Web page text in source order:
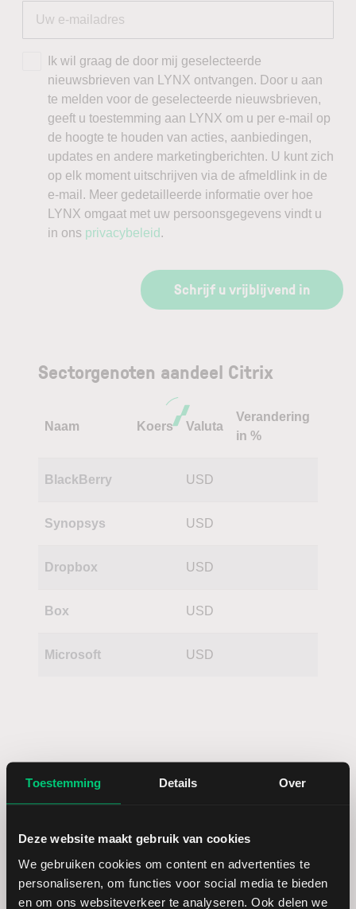
Toestemming Details Over
Deze website maakt gebruik van cookies
We gebruiken cookies om content en advertenties te
personaliseren, om functies voor social media te bieden
en om ons websiteverkeer te analyseren. Ook delen we
Ik wil graag de door mij geselecteerde
nieuwsbrieven van LYNX ontvangen. Door u aan
te melden voor de geselecteerde nieuwsbrieven,
geeft u toestemming aan LYNX om u per e-mail op
de hoogte te houden van acties, aanbiedingen,
updates en andere marketingberichten. U kunt zich
op elk moment uitschrijven via de afmeldlink in de
e-mail. Meer gedetailleerde informatie over hoe
LYNX omgaat met uw persoonsgegevens vindt u
in ons privacybeleid .
Schrijf u vrijblijvend in
Sectorgenoten aandeel Citrix
Naam Koers Valuta
Verandering
in %
BlackBerry USD
Synopsys USD
Dropbox USD
Box USD
Microsoft USD
Dividendstijging aandeel Citrix